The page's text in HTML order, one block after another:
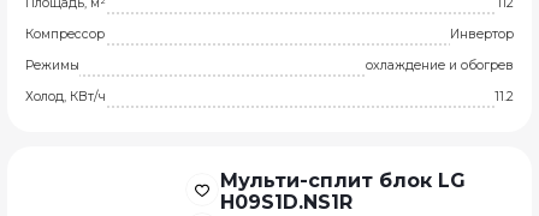
Площадь, м²
112
Компрессор
Инвертор
Режимы
охлаждение и обогрев
Холод, КВт/ч
11.2
Мульти-сплит блок LG
H09S1D.NS1R